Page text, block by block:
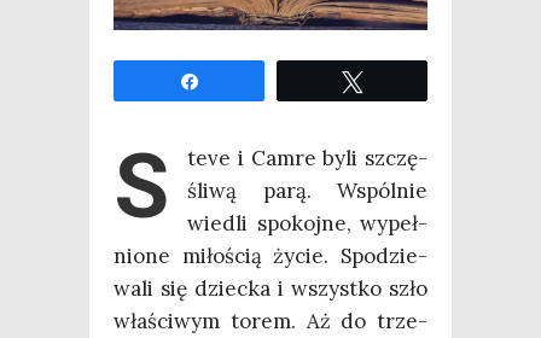
S
te­ve i Cam­re byli szczę­
śli­wą parą. Wspól­nie
wie­dli spo­koj­ne, wypeł­
nio­ne miło­ścią życie. Spo­dzie­
wa­li się dziec­ka i wszyst­ko szło
wła­ści­wym torem. Aż do trze­